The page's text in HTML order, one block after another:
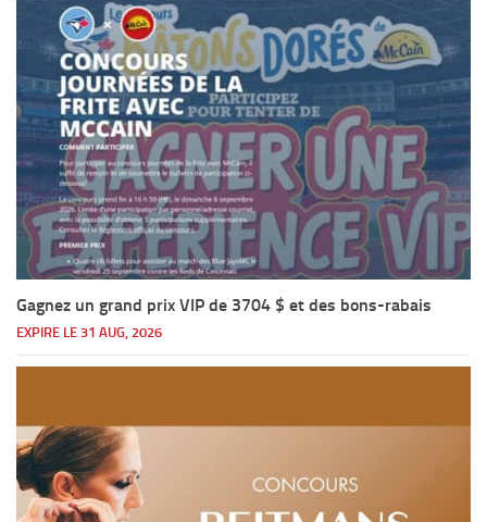
Gagnez un grand prix VIP de 3704 $ et des bons-rabais
EXPIRE LE 31 AUG, 2026